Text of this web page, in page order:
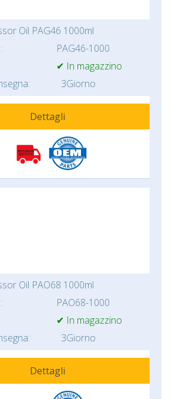
Oil PAG46 1000ml
PAG46-1000
✔ In magazzino
3Giorno
Dettagli
Oil PAO68 1000ml
PAO68-1000
✔ In magazzino
3Giorno
Dettagli